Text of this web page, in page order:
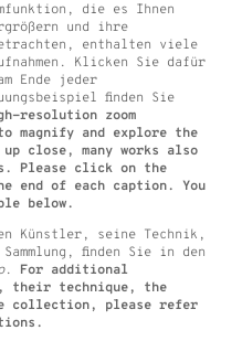
die es Ihnen
und ihre
enthalten viele
Klicken Sie dafür
Ende jeder
finden Sie
resolution zoom
magnify and explore the
close, many works also
Please click on the
end of each caption. You
below.
Künstler, seine Technik,
finden Sie in den
.
For additional
their technique, the
collection, please refer